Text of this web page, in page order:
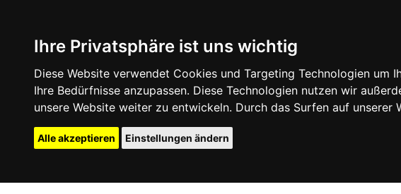
Ihre Privatsphäre ist uns wichtig
Diese Website verwendet Cookies und Targeting Technologien um
Ihre Bedürfnisse anzupassen. Diese Technologien nutzen wir
unsere Website weiter zu entwickeln. Durch das Surfen auf
Alle akzeptieren Einstellungen ändern